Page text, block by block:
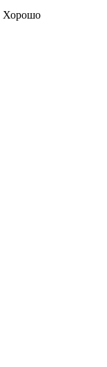
Хорошо